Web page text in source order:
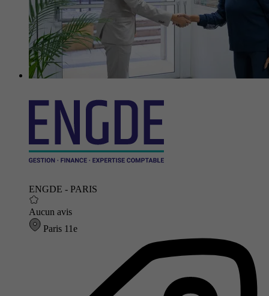
ENGDE - PARIS
Aucun avis
Paris 11e